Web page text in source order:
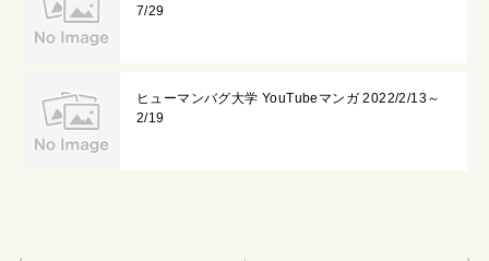
7/29
ヒューマンバグ大学 YouTubeマンガ 2022/2/13～
2/19